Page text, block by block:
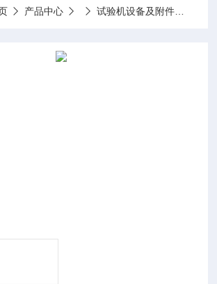
产品中心 试验机设备及附件